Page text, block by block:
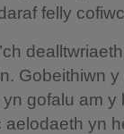
felly
Gobeithiwn
gofalu am y
yn